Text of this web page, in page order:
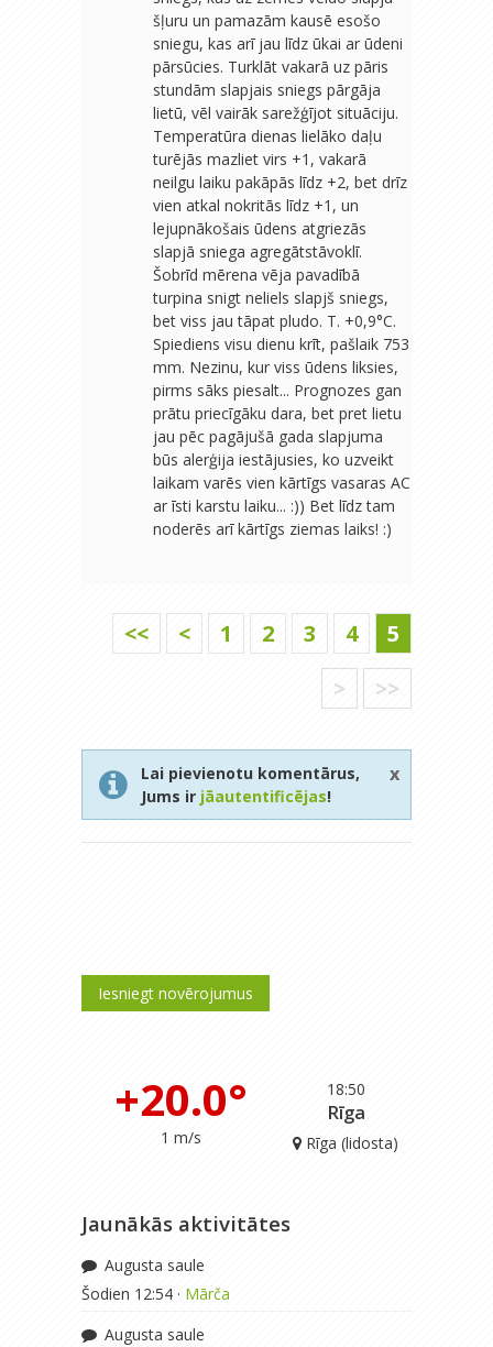
šļuru un pamazām kausē esošo
sniegu, kas arī jau līdz ūkai ar ūdeni
pārsūcies. Turklāt vakarā uz pāris
stundām slapjais sniegs pārgāja
lietū, vēl vairāk sarežģījot situāciju.
Temperatūra dienas lielāko daļu
turējās mazliet virs +1, vakarā
neilgu laiku pakāpās līdz +2, bet drīz
vien atkal nokritās līdz +1, un
lejupnākošais ūdens atgriezās
slapjā sniega agregātstāvoklī.
Šobrīd mērena vēja pavadībā
turpina snigt neliels slapjš sniegs,
bet viss jau tāpat pludo. T. +0,9°C.
Spiediens visu dienu krīt, pašlaik 753
mm. Nezinu, kur viss ūdens liksies,
pirms sāks piesalt... Prognozes gan
prātu priecīgāku dara, bet pret lietu
jau pēc pagājušā gada slapjuma
būs alerģija iestājusies, ko uzveikt
laikam varēs vien kārtīgs vasaras AC
ar īsti karstu laiku... :)) Bet līdz tam
noderēs arī kārtīgs ziemas laiks! :)
<< < 1 2 3 4
5
>
>>
Lai pievienotu komentārus,
Jums ir jāautentificējas!
x
Iesniegt novērojumus
18:50
+20.0°
1 m/s
Rīga
Rīga (lidosta)
Jaunākās aktivitātes
Augusta saule
Šodien 12:54 · Mārča
Augusta saule